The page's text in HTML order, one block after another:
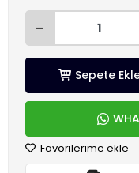
Sepete
Favorilerime ekle